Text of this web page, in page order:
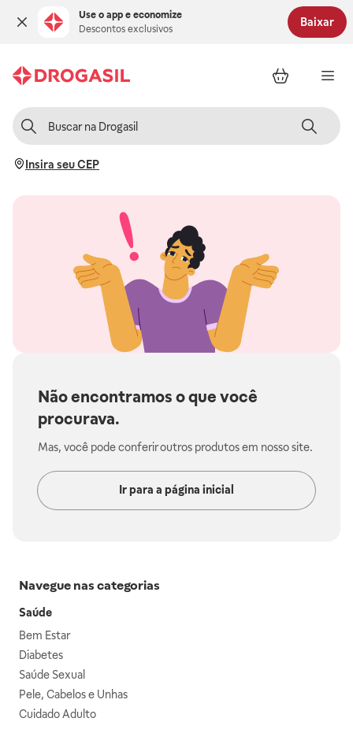
Use o app e economize
Descontos exclusivos
Baixar
Insira seu CEP
Não encontramos o que você
procurava.
Mas, você pode conferir outros produtos em nosso site.
Ir para a página inicial
Navegue nas categorias
Saúde
Bem Estar
Diabetes
Saúde Sexual
Pele, Cabelos e Unhas
Cuidado Adulto